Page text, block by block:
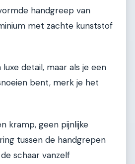
handgreep van
met zachte kunststof
detail, maar als je een
bent, merk je het
kramp, geen pijnlijke
tussen de handgrepen
schaar vanzelf